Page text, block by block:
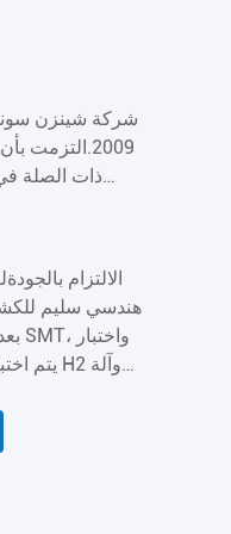
شركة شينزن
ذات الصلة في
الشحن السريع،في الصناعة كانت الجودة متقدمة بكثير.Wو همusbفلا...
الالتزام
هندسي سليم
وتظهر جميع